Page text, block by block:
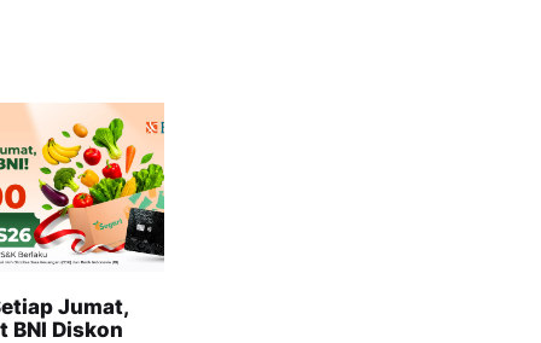
Jumat,
BNI Diskon